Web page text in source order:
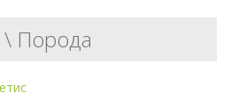
Порода